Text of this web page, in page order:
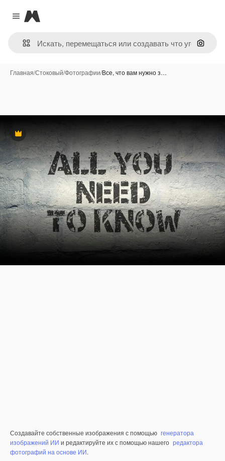
Close menu
Magnific
Поиск
Главная/Стоковый/Фотографии/Все, что вам нужно з…
Премиум
Создавайте собственные изображения с помощью генератора
изображений ИИ и редактируйте их с помощью нашего редактора
фотографий на основе ИИ.